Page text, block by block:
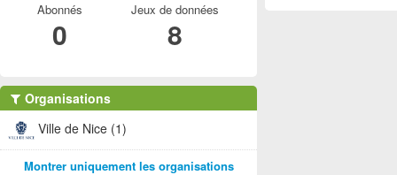
Abonnés
0
Jeux de données
8
Organisations
Ville de Nice (1)
Montrer uniquement les organisations